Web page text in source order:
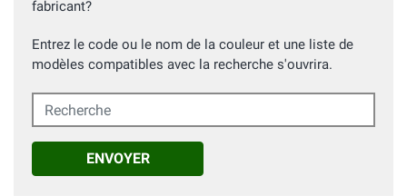
fabricant?
Entrez le code ou le nom de la couleur et une liste de
modèles compatibles avec la recherche s'ouvrira.
Recherche
ENVOYER